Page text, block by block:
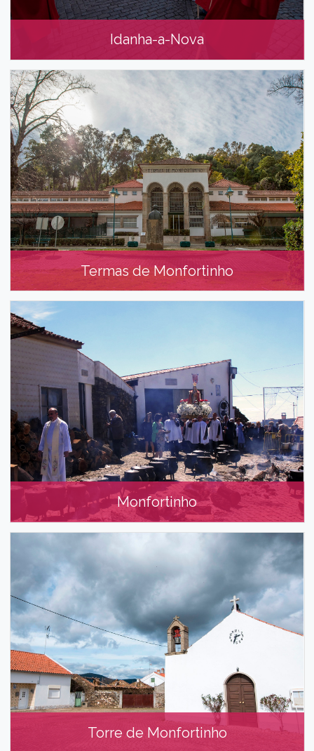
Idanha-a-Nova
Idanha-a-Nova
Termas de Monfortinho
Monfortinho
Torre de Monfortinho